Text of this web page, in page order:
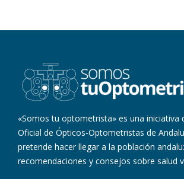
«Somos tu optometrista» es una iniciativa
Oficial de Ópticos-Optometristas de
pretende hacer llegar a la población
recomendaciones y consejos sobre salud